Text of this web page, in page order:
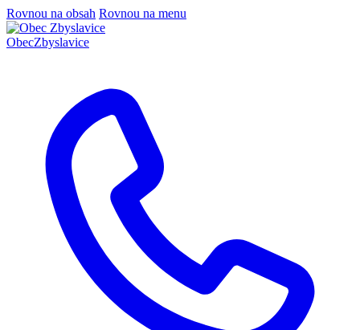
Rovnou na obsah Rovnou na menu
ObecZbyslavice